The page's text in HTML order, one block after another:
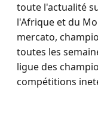
toute l'actualité
l'Afrique et du
mercato,
toutes les
ligue des
compétitions